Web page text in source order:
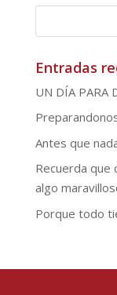
Entradas
UN DÍA PARA
Antes que
Recuerda que
algo
Porque todo